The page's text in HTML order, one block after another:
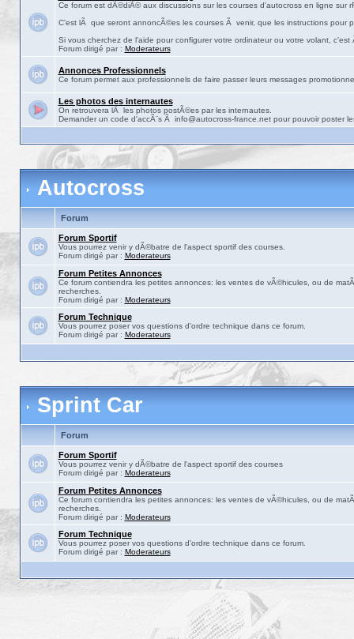
Ce forum est dÃ©diÃ© aux discussions sur les courses d'autocross en ligne sur
C'est lÃ que seront annoncÃ©es les courses Ã venir, que les instructions pour
Si vous cherchez de l'aide pour configurer votre ordinateur ou votre volant, c'est
Forum dirigé par : Moderateurs
Annonces Professionnels
Ce forum permet aux professionnels de faire passer leurs messages
Les photos des internautes
On retrouvera lÃ les photos postÃ©es par les internautes.
Demander un code d'accÃ¨s Ã info@autocross-france.net pour pouvoir poster
Autocross
Forum
Forum Sportif
Vous pourrez venir y dÃ©batre de l'aspect sportif des courses.
Forum dirigé par : Moderateurs
Forum Petites Annonces
Ce forum contiendra les petites annonces: les ventes de vÃ©hicules, ou de
recherches.
Forum dirigé par : Moderateurs
Forum Technique
Vous pourrez poser vos questions d'ordre technique dans ce forum.
Forum dirigé par : Moderateurs
Sprint Car
Forum
Forum Sportif
Vous pourrez venir y dÃ©batre de l'aspect sportif des courses
Forum dirigé par : Moderateurs
Forum Petites Annonces
Ce forum contiendra les petites annonces: les ventes de vÃ©hicules, ou de
recherches.
Forum dirigé par : Moderateurs
Forum Technique
Vous pourrez poser vos questions d'ordre technique dans ce forum.
Forum dirigé par : Moderateurs